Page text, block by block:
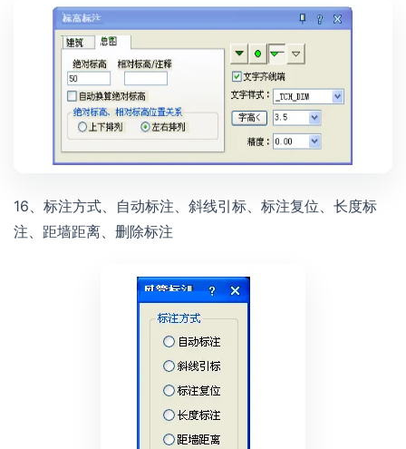
16、标注方式、自动标注、斜线引标、标注复位、长度标
注、距墙距离、删除标注